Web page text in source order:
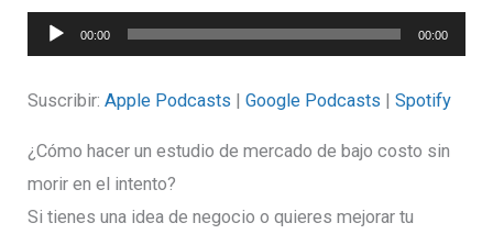
Reproductor
de
audio
00:00 00:00
Suscribir:Apple Podcasts |Google Podcasts |Spotify
¿Cómo hacer un estudio de mercado de bajo costo sin
morir en el intento?
Si tienes una idea de negocio o quieres mejorar tu